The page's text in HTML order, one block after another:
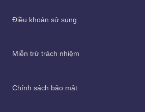
Điều khoản sử sụng
Miễn trừ trách nhiệm
Chính sách bảo mật